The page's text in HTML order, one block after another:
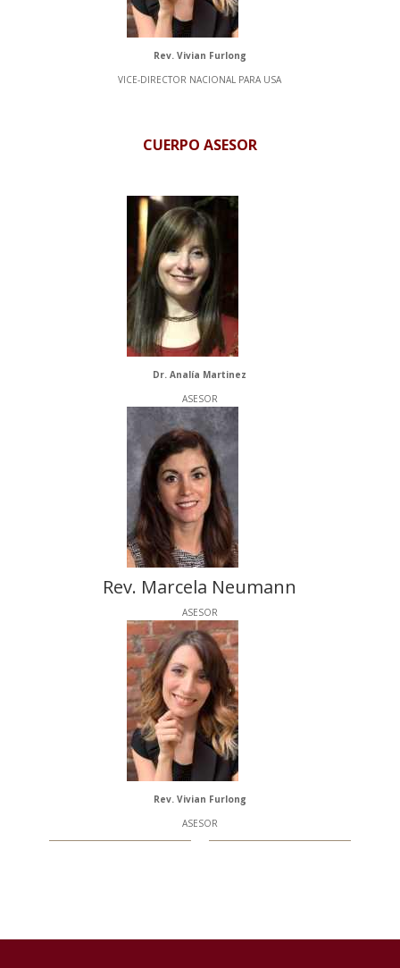
Rev. Vivian Furlong
VICE-DIRECTOR NACIONAL PARA USA
CUERPO ASESOR
Dr. Analía Martinez
ASESOR
Rev. Marcela Neumann
ASESOR
Rev. Vivian Furlong
ASESOR